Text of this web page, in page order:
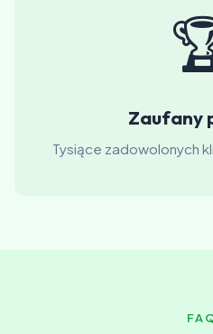
Zaufany
Tysiące zadowolonych